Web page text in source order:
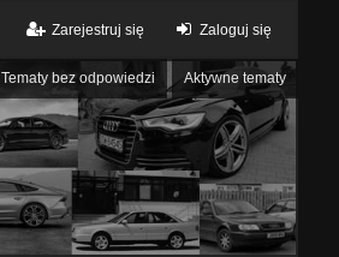
Zaloguj się
Zarejestruj się
Tematy bez odpowiedzi Aktywne tematy